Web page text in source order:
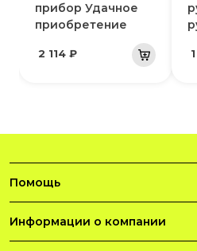
прибор Удачное
приобретение
2 114 ₽
Помощь
Информации о компании